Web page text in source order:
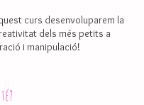
curs desenvoluparem la
dels més petits a
i manipulació!